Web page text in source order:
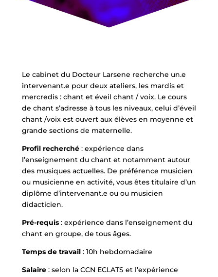
Le cabinet du Docteur Larsene recherche un.e
intervenant.e pour deux ateliers, les mardis et
mercredis : chant et éveil chant / voix. Le cours
de chant s’adresse à tous les niveaux, celui d’éveil
chant /voix est ouvert aux élèves en moyenne et
grande sections de maternelle.
Profil recherché: expérience dans
l’enseignement du chant et notamment autour
des musiques actuelles. De préférence musicien
ou musicienne en activité, vous êtes titulaire d’un
diplôme d’intervenant.e ou ou musicien
didacticien.
Pré-requis : expérience dans l’enseignement du
chant en groupe, de tous âges.
Temps de travail: 10h hebdomadaire
Salaire: selon la CCN ECLATS et l’expérience